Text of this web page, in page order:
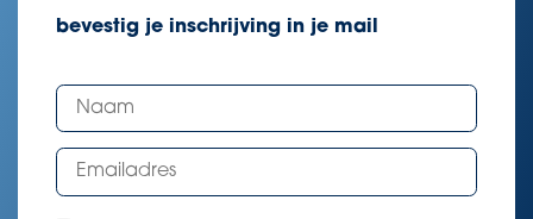
bevestig je inschrijving in je mail